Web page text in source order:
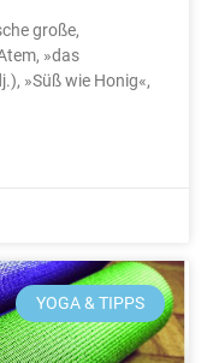
große,
»das
»Süß wie Honig«,
YOGA & TIPPS